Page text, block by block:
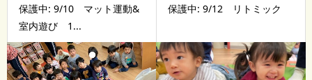
保護中: 9/10 マット運動&
室内遊び 1...
保護中: 9/12 リトミック